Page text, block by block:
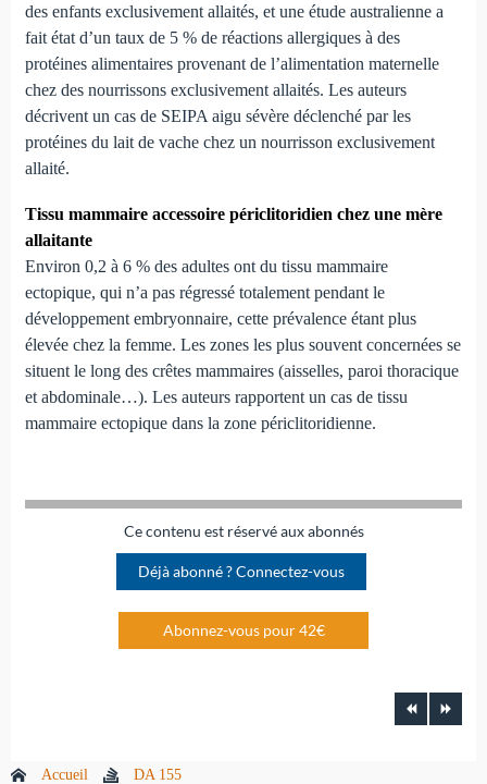
des enfants exclusivement allaités, et une étude australienne a
fait état d’un taux de 5 % de réactions allergiques à des
protéines alimentaires provenant de l’alimentation maternelle
chez des nourrissons exclusivement allaités. Les auteurs
décrivent un cas de SEIPA aigu sévère déclenché par les
protéines du lait de vache chez un nourrisson exclusivement
allaité.
Tissu mammaire accessoire périclitoridien chez une mère
allaitante
Environ 0,2 à 6 % des adultes ont du tissu mammaire
ectopique, qui n’a pas régressé totalement pendant le
développement embryonnaire, cette prévalence étant plus
élevée chez la femme. Les zones les plus souvent concernées se
situent le long des crêtes mammaires (aisselles, paroi thoracique
et abdominale…). Les auteurs rapportent un cas de tissu
mammaire ectopique dans la zone périclitoridienne.
Ce contenu est réservé aux abonnés
Déjà abonné ? Connectez-vous
Abonnez-vous pour 42€
Accueil DA 155